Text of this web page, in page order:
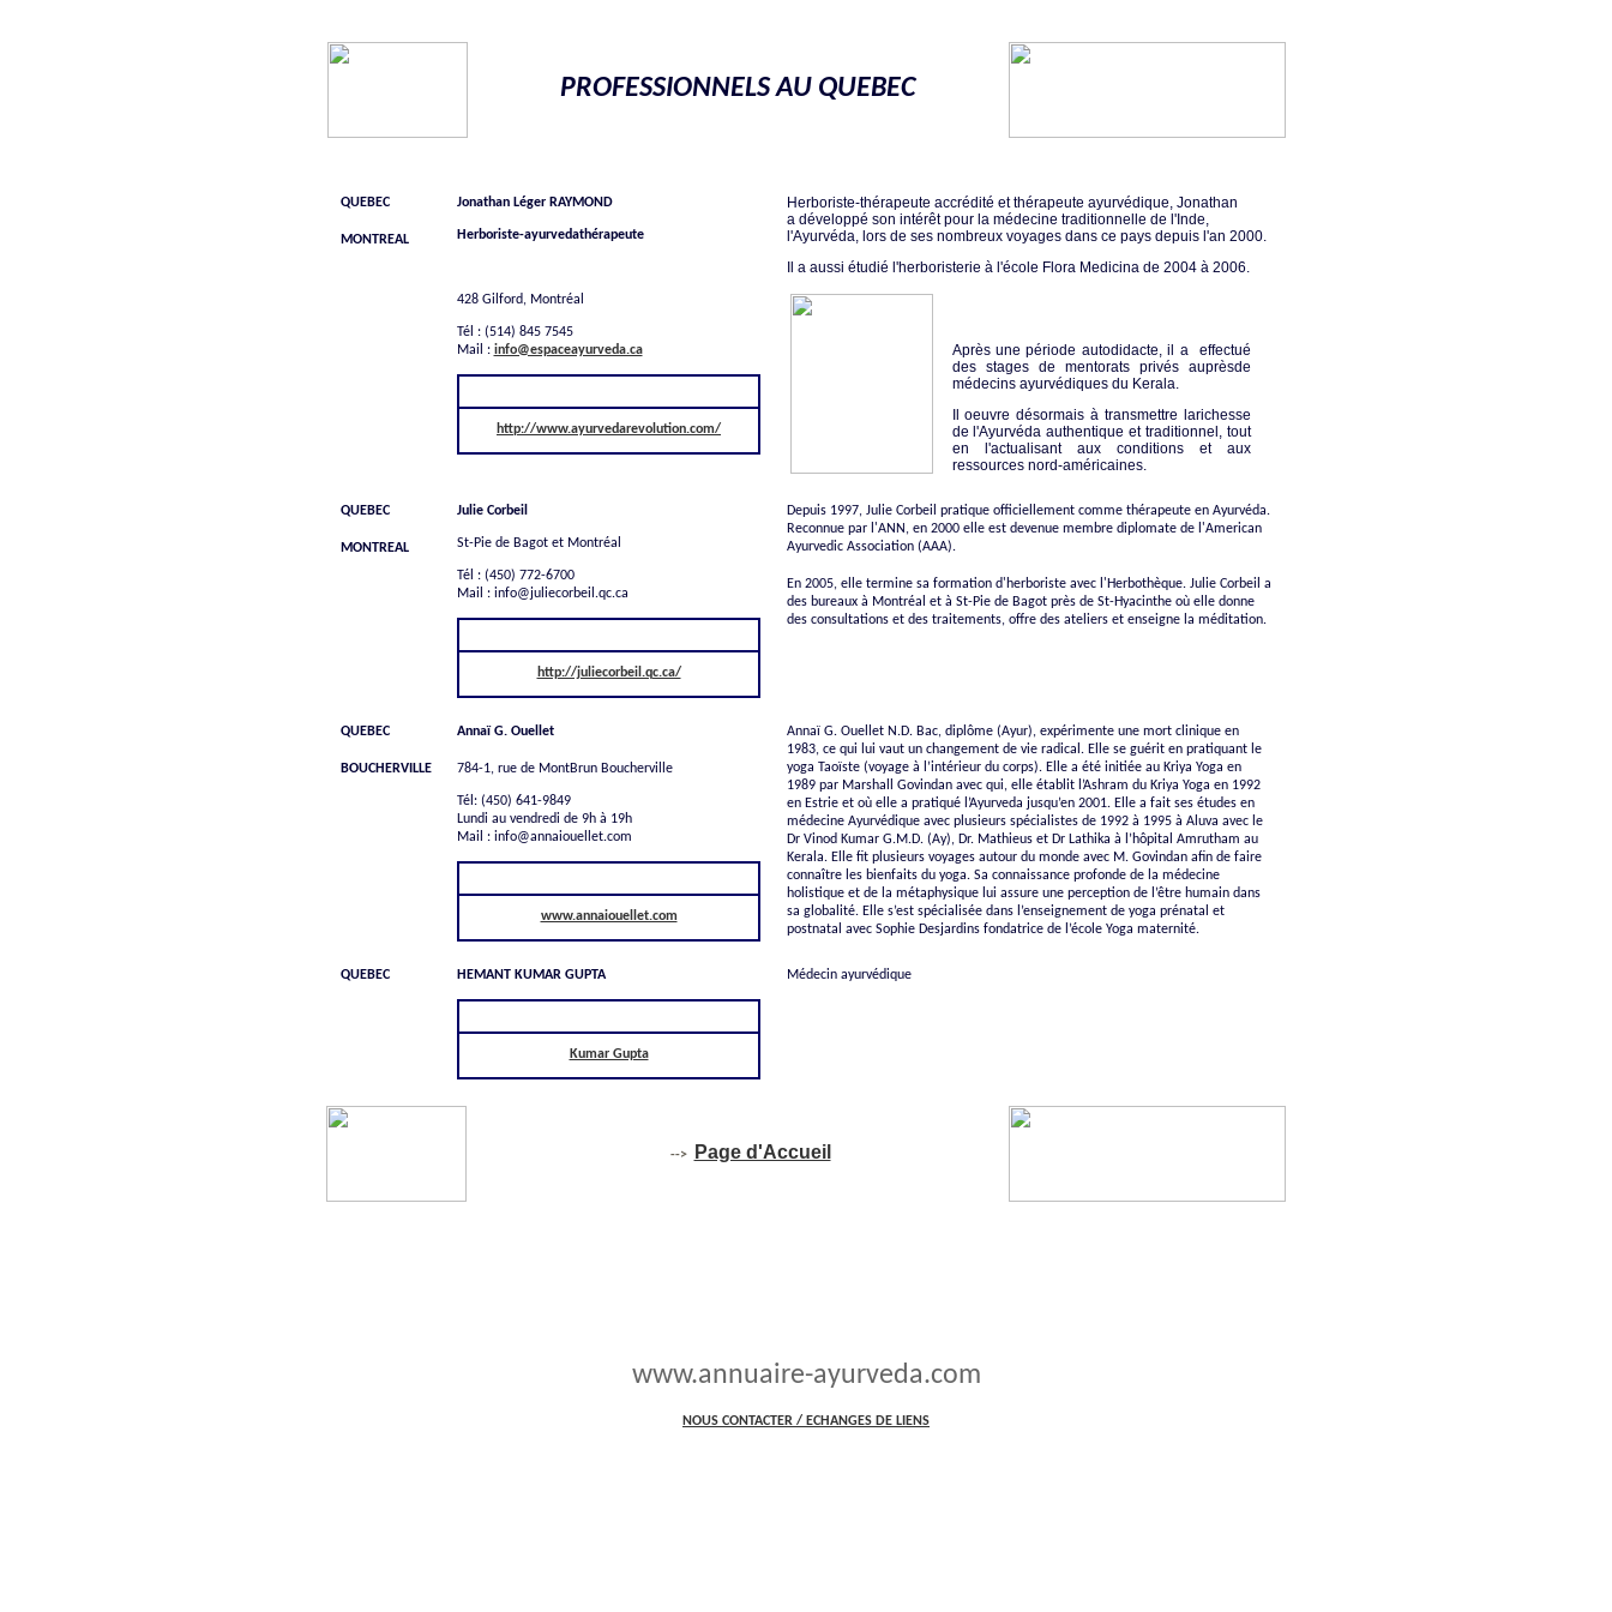
PROFESSIONNELS AU QUEBEC
QUEBEC
MONTREAL
Jonathan Léger RAYMOND
Herboriste-ayurvedathérapeute
428 Gilford, Montréal
Tél : (514) 845 7545
Mail : info@espaceayurveda.ca
http://www.ayurvedarevolution.com/
Herboriste-thérapeute accrédité et thérapeute ayurvédique, Jonathan
a développé son intérêt pour la médecine traditionnelle de l'Inde,
l'Ayurvéda, lors de ses nombreux voyages dans ce pays depuis l'an 2000.
Il a aussi étudié l'herboristerie à l'école Flora Medicina de 2004 à 2006.
Après une période autodidacte, il a effectué
des stages de mentorats privés auprèsde
médecins ayurvédiques du Kerala.
Il oeuvre désormais à transmettre larichesse
de l'Ayurvéda authentique et traditionnel, tout
en l'actualisant aux conditions et aux
ressources nord-américaines.
QUEBEC
MONTREAL
Julie Corbeil
St-Pie de Bagot et Montréal
Tél : (450) 772-6700
Mail : info@juliecorbeil.qc.ca
http://juliecorbeil.qc.ca/
Depuis 1997, Julie Corbeil pratique officiellement comme thérapeute en Ayurvéda.
Reconnue par l'ANN, en 2000 elle est devenue membre diplomate de l'American
Ayurvedic Association (AAA).
En 2005, elle termine sa formation d'herboriste avec l'Herbothèque. Julie Corbeil a
des bureaux à Montréal et à St-Pie de Bagot près de St-Hyacinthe où elle donne
des consultations et des traitements, offre des ateliers et enseigne la méditation.
QUEBEC
BOUCHERVILLE
Annaï G. Ouellet
784-1, rue de MontBrun Boucherville
Tél: (450) 641-9849
Lundi au vendredi de 9h à 19h
Mail : info@annaiouellet.com
www.annaiouellet.com
Annaï G. Ouellet N.D. Bac, diplôme (Ayur), expérimente une mort clinique en
1983, ce qui lui vaut un changement de vie radical. Elle se guérit en pratiquant le
yoga Taoïste (voyage à l’intérieur du corps). Elle a été initiée au Kriya Yoga en
1989 par Marshall Govindan avec qui, elle établit l’Ashram du Kriya Yoga en 1992
en Estrie et où elle a pratiqué l’Ayurveda jusqu’en 2001. Elle a fait ses études en
médecine Ayurvédique avec plusieurs spécialistes de 1992 à 1995 à Aluva avec le
Dr Vinod Kumar G.M.D. (Ay), Dr. Mathieus et Dr Lathika à l’hôpital Amrutham au
Kerala. Elle fit plusieurs voyages autour du monde avec M. Govindan afin de faire
connaître les bienfaits du yoga. Sa connaissance profonde de la médecine
holistique et de la métaphysique lui assure une perception de l’être humain dans
sa globalité. Elle s’est spécialisée dans l’enseignement de yoga prénatal et
postnatal avec Sophie Desjardins fondatrice de l’école Yoga maternité.
QUEBEC HEMANT KUMAR GUPTA
Kumar Gupta
Médecin ayurvédique
--> Page d'Accueil
www.annuaire-ayurveda.com
NOUS CONTACTER / ECHANGES DE LIENS